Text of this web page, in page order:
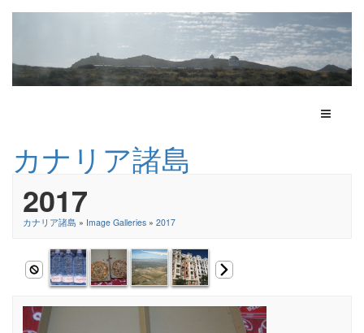
Toggle
カナリア諸島
2017
カナリア諸島 » Image Galleries » 2017